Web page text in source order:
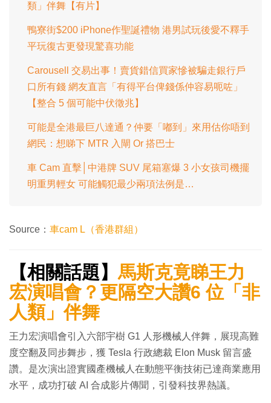
類」伴舞【有片】
鴨寮街$200 iPhone作聖誕禮物 港男試玩後愛不釋手
平玩復古更發現驚喜功能
Carousell 交易出事！賣貨錯信買家慘被騙走銀行戶
口所有錢 網友直言「有得平台俾錢係仲容易呃咗」
【整合 5 個可能中伏徵兆】
可能是全港最巨八達通？仲要「嘟到」來用估你唔到
網民：想睇下 MTR 入閘 Or 搭巴士
車 Cam 直擊│中港牌 SUV 尾箱塞爆 3 小女孩司機擺
明重男輕女 可能觸犯最少兩項法例是…
Source： 車cam L（香港群組）
【相關話題】 馬斯克竟睇王力
宏演唱會？更隔空大讚6 位「非
人類」伴舞
王力宏演唱會引入六部宇樹 G1 人形機械人伴舞，展現高難
度空翻及同步舞步，獲 Tesla 行政總裁 Elon Musk 留言盛
讚。是次演出證實國產機械人在動態平衡技術已達商業應用
水平，成功打破 AI 合成影片傳聞，引發科技界熱議。